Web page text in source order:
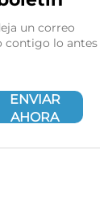
un correo
contigo lo antes
ENVIAR
AHORA